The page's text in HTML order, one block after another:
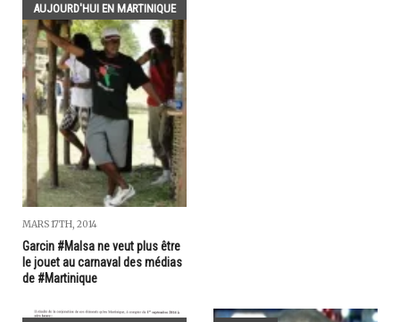
AUJOURD'HUI EN MARTINIQUE
MARS 17TH, 2014
Garcin #Malsa ne veut plus être
le jouet au carnaval des médias
de #Martinique